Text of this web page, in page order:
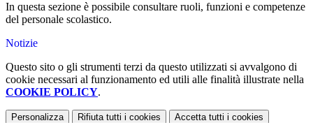
In questa sezione è possibile consultare ruoli, funzioni e competenze
del personale scolastico.
Notizie
Questo sito o gli strumenti terzi da questo utilizzati si avvalgono di
cookie necessari al funzionamento ed utili alle finalità illustrate nella
COOKIE POLICY.
Personalizza Rifiuta tutti i cookies Accetta tutti i cookies